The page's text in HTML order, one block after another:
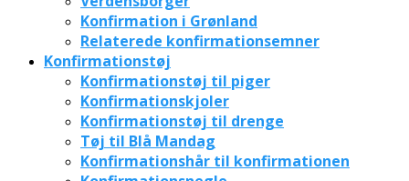
Konfirmation i Grønland
Relaterede konfirmationsemner
Konfirmationstøj
Konfirmationstøj til piger
Konfirmationskjoler
Konfirmationstøj til drenge
Tøj til Blå Mandag
Konfirmationshår til konfirmationen